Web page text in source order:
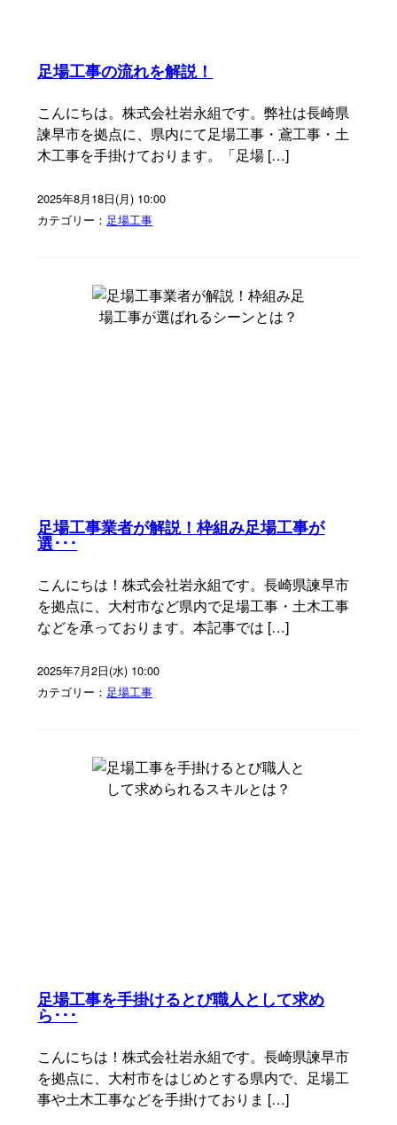
足場工事の流れを解説！
こんにちは。株式会社岩永組です。弊社は長崎県
諫早市を拠点に、県内にて足場工事・鳶工事・土
木工事を手掛けております。「足場 […]
2025年8月18日(月) 10:00
カテゴリー： 足場工事
足場工事業者が解説！枠組み足場工事が
選･･･
こんにちは！株式会社岩永組です。長崎県諫早市
を拠点に、大村市など県内で足場工事・土木工事
などを承っております。本記事では […]
2025年7月2日(水) 10:00
カテゴリー： 足場工事
足場工事を手掛けるとび職人として求め
ら･･･
こんにちは！株式会社岩永組です。長崎県諫早市
を拠点に、大村市をはじめとする県内で、足場工
事や土木工事などを手掛けておりま […]